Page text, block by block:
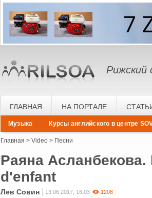
Рижский
ГЛАВНАЯ НА ПОРТАЛЕ
Музыка Курсы английского в центре
Главная Video Песни
Раяна
d'enfant
Лев Совин 13.06.2017, 16:03 1208